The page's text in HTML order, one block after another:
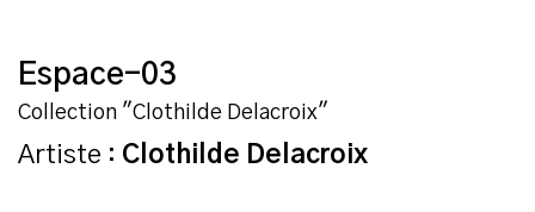
Espace-03
Collection "Clothilde Delacroix"
Artiste : Clothilde Delacroix